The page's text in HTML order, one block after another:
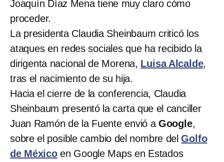
Joaquín Díaz Mena tiene muy claro cómo
proceder.
La presidenta Claudia Sheinbaum criticó los
ataques en redes sociales que ha recibido la
dirigenta nacional de Morena, Luisa Alcalde,
tras el nacimiento de su hija.
Hacia el cierre de la conferencia, Claudia
Sheinbaum presentó la carta que el canciller
Juan Ramón de la Fuente envió a Google,
sobre el posible cambio del nombre delGolfo
de Méxicoen Google Maps en Estados